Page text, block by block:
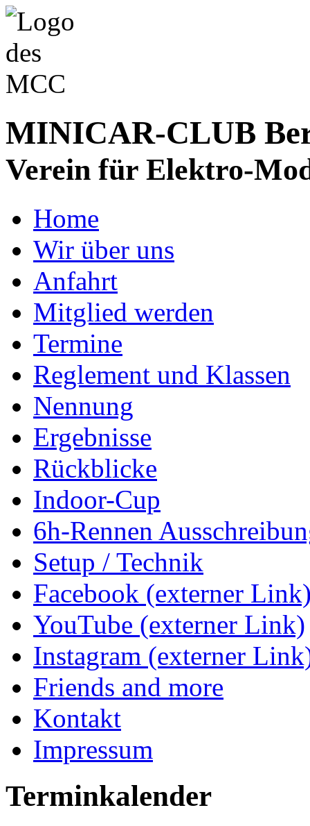
MINICAR-CLUB
Verein für Elektro-
Home
Wir über uns
Anfahrt
Mitglied werden
Termine
Reglement und Klassen
Nennung
Ergebnisse
Rückblicke
Indoor-Cup
6h-Rennen
Setup / Technik
Facebook (externer
YouTube (externer Link)
Instagram (externer
Friends and more
Kontakt
Impressum
Terminkalender